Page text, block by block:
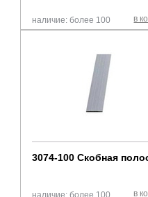
в
наличие: более 100
3074-100 Скобная
в
наличие: более 100